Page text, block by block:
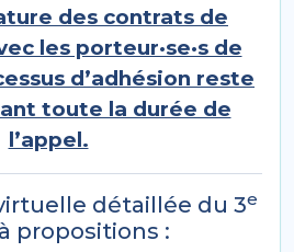
des contrats de
les porteur·se·s de
d’adhésion reste
toute la durée de
l’appel.
détaillée du 3e
propositions :